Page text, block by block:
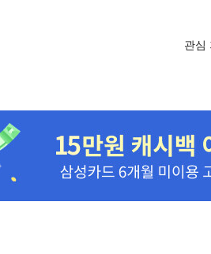
관심